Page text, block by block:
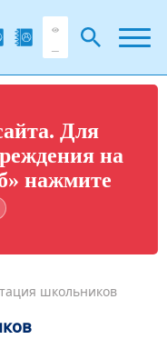
Для
на
нажмите
школьников